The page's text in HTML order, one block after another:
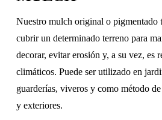
Nuestro mulch original o pigmentado
cubrir un determinado terreno para
decorar, evitar erosión y, a su vez, es
climáticos. Puede ser utilizado en
guarderías, viveros y como método
y exteriores.